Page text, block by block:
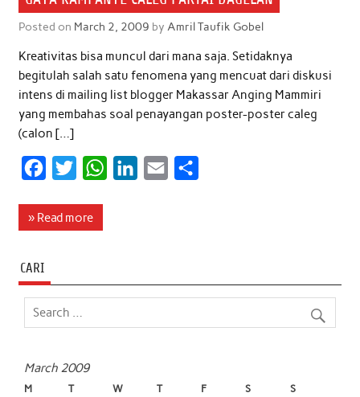
Posted on March 2, 2009 by Amril Taufik Gobel
Kreativitas bisa muncul dari mana saja. Setidaknya
begitulah salah satu fenomena yang mencuat dari diskusi
intens di mailing list blogger Makassar Anging Mammiri
yang membahas soal penayangan poster-poster caleg
(calon […]
c
o
o
i
e
W
A
d
» Read more
CARI
March 2009
M T W T F S S